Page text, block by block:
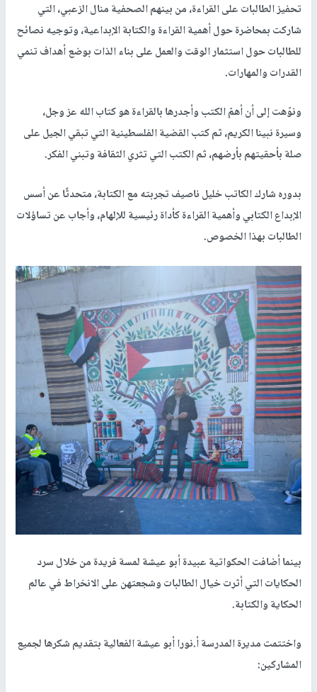
تحفيز الطالبات على القراءة، من بينهم الصحفية منال الزعبي، التي
شاركت بمحاضرة حول أهمية القراءة والكتابة الإبداعية، وتوجيه نصائح
للطالبات حول استثمار الوقت والعمل على بناء الذات بوضع أهداف تنمي
القدرات والمهارات.
ونوّهت إلى أن أهمّ الكتب وأجدرها بالقراءة هو كتاب الله عز وجل،
وسيرة نبينا الكريم، ثم كتب القضية الفلسطينية التي تبقي الجيل على
صلة بأحقيتهم بأرضهم، ثم الكتب التي تثري الثقافة وتبني الفكر.
بدوره شارك الكاتب خليل ناصيف تجربته مع الكتابة، متحدثًا عن أسس
الإبداع الكتابي وأهمية القراءة كأداة رئيسية للإلهام، وأجاب عن تساؤلات
الطالبات بهذا الخصوص.
بينما أضافت الحكواتية عبيدة أبو عيشة لمسة فريدة من خلال سرد
الحكايات التي أثرت خيال الطالبات وشجعتهن على الانخراط في عالم
الحكاية والكتابة.
واختتمت مديرة المدرسة أ.نورا أبو عيشة الفعالية بتقديم شكرها لجميع
المشاركين: